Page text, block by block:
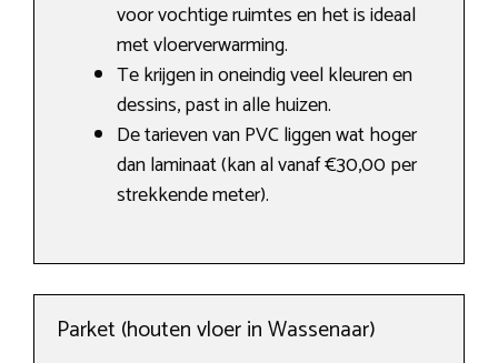
voor vochtige ruimtes en het is ideaal
met vloerverwarming.
Te krijgen in oneindig veel kleuren en
dessins, past in alle huizen.
De tarieven van PVC liggen wat hoger
dan laminaat (kan al vanaf €30,00 per
strekkende meter).
Parket (houten vloer in Wassenaar)